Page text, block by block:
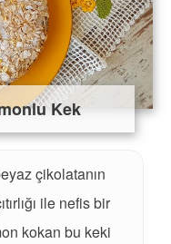
Kek
çikolatanın
ile nefis bir
kokan bu keki